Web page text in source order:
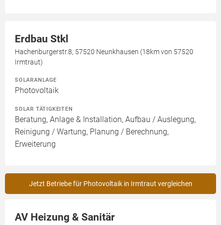
Erdbau Stkl
Hachenburgerstr.8, 57520 Neunkhausen (18km von 57520
Irmtraut)
SOLARANLAGE
Photovoltaik
SOLAR TÄTIGKEITEN
Beratung, Anlage & Installation, Aufbau / Auslegung,
Reinigung / Wartung, Planung / Berechnung,
Erweiterung
Jetzt Betriebe für Photovoltaik in Irmtraut vergleichen
AV Heizung & Sanitär